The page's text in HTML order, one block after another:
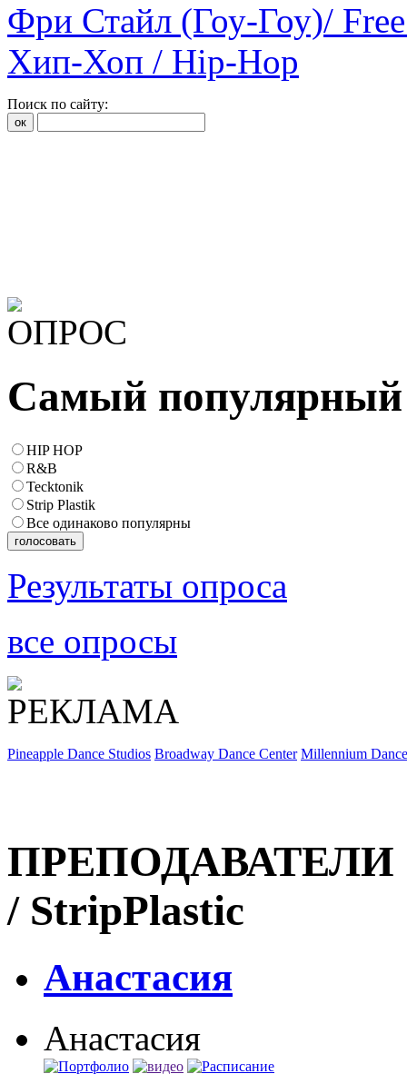
Фри Стайл (Гоу-Гоу)/
Хип-Хоп / Hip-Hop
Поиск по сайту:
Самый популярный
HIP HOP
R&B
Tecktonik
Strip Plastik
Все одинаково популярны
Результаты опроса
все опросы
Pineapple Dance Studios Broadway Dance Center Millennium
ПРЕПОДАВАТЕЛИ
/ StripPlastic
Анастасия
Анастасия